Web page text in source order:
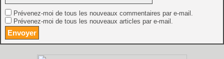
Prévenez-moi de tous les nouveaux commentaires par e-mail.
Prévenez-moi de tous les nouveaux articles par e-mail.